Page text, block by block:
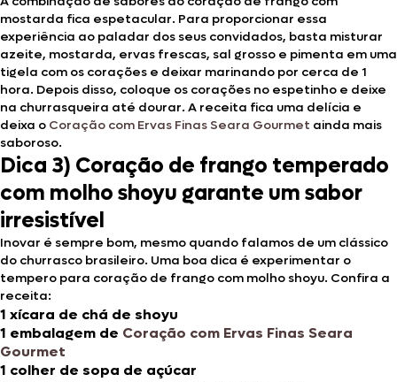
mostarda fica espetacular. Para proporcionar essa
experiência ao paladar dos seus convidados, basta misturar
azeite, mostarda, ervas frescas, sal grosso e pimenta em uma
tigela com os corações e deixar marinando por cerca de 1
hora. Depois disso, coloque os corações no espetinho e deixe
na churrasqueira até dourar. A receita fica uma delícia e
deixa o Coração com Ervas Finas Seara Gourmet ainda mais
saboroso.
Dica 3) Coração de frango temperado
com molho shoyu garante um sabor
irresistível
Inovar é sempre bom, mesmo quando falamos de um clássico
do churrasco brasileiro. Uma boa dica é experimentar o
tempero para coração de frango com molho shoyu. Confira a
receita:
1 xícara de chá de shoyu
1 embalagem de Coração com Ervas Finas Seara
Gourmet
1 colher de sopa de açúcar